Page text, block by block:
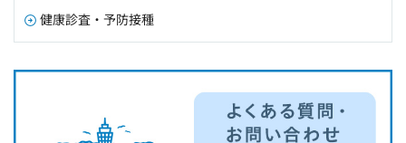
健康診査・予防接種